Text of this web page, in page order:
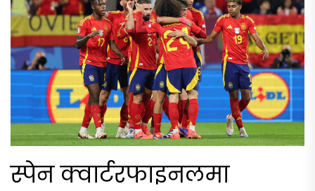
स्पेन क्वार्टरफाइनलमा